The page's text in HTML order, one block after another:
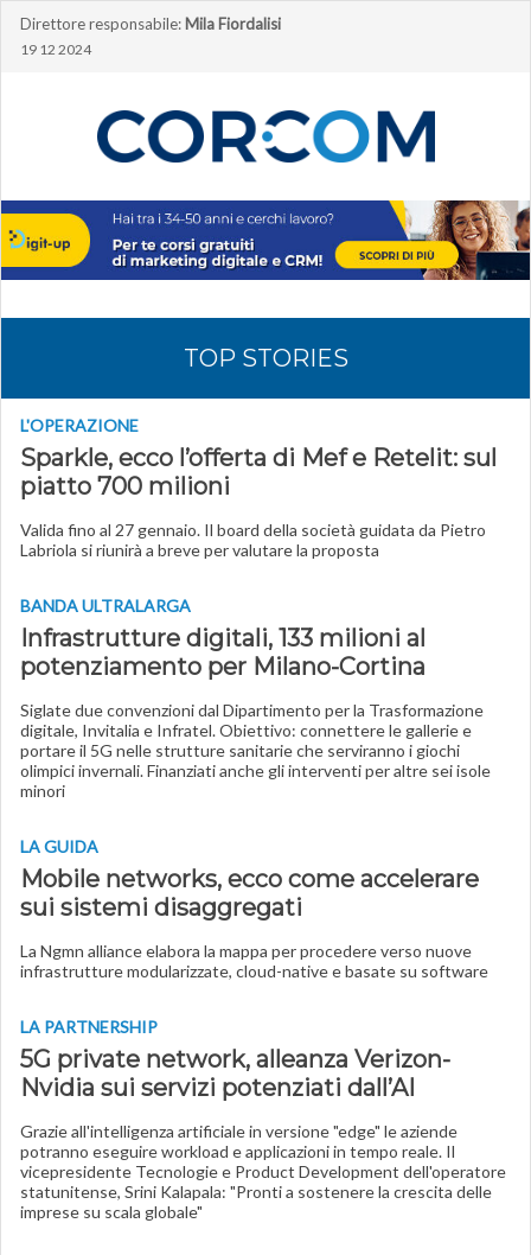
Direttore responsabile: Mila Fiordalisi
19 12 2024
TOP STORIES
L'OPERAZIONE
Sparkle, ecco l’offerta di Mef e Retelit: sul
piatto 700 milioni
Valida fino al 27 gennaio. Il board della società guidata da Pietro
Labriola si riunirà a breve per valutare la proposta
BANDA ULTRALARGA
Infrastrutture digitali, 133 milioni al
potenziamento per Milano-Cortina
Siglate due convenzioni dal Dipartimento per la Trasformazione
digitale, Invitalia e Infratel. Obiettivo: connettere le gallerie e
portare il 5G nelle strutture sanitarie che serviranno i giochi
olimpici invernali. Finanziati anche gli interventi per altre sei isole
minori
LA GUIDA
Mobile networks, ecco come accelerare
sui sistemi disaggregati
La Ngmn alliance elabora la mappa per procedere verso nuove
infrastrutture modularizzate, cloud-native e basate su software
LA PARTNERSHIP
5G private network, alleanza Verizon-
Nvidia sui servizi potenziati dall’AI
Grazie all'intelligenza artificiale in versione "edge" le aziende
potranno eseguire workload e applicazioni in tempo reale. Il
vicepresidente Tecnologie e Product Development dell'operatore
statunitense, Srini Kalapala: "Pronti a sostenere la crescita delle
imprese su scala globale"